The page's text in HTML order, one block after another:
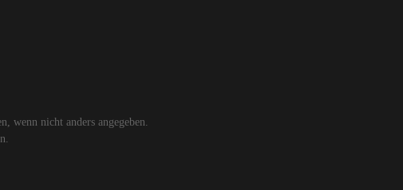
wenn nicht anders angegeben.